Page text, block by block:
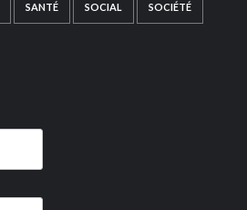
SANTÉ SOCIAL SOCIÉTÉ